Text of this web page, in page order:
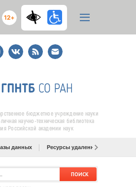
12+
ВКонтакте
RSS
E-
mail
подписка
бюджетное учреждение науки
научно-техническая библиотека
Российской академии наук
данных Ресурсы удаленного доступа